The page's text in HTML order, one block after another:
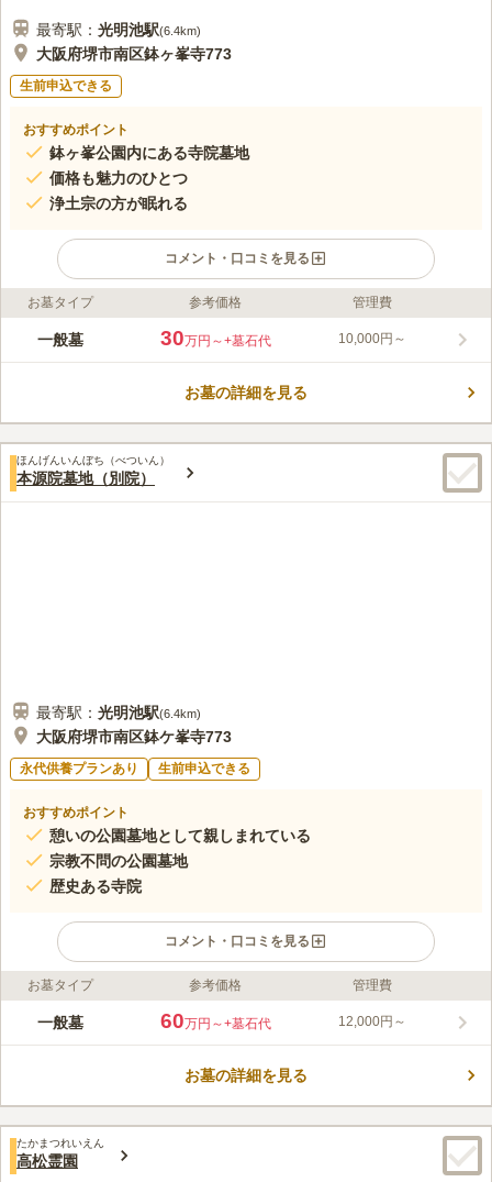
最寄駅： 光明池駅(6.4km)
大阪府堺市南区鉢ヶ峯寺773
生前申込できる
おすすめポイント
鉢ヶ峯公園内にある寺院墓地
価格も魅力のひとつ
浄土宗の方が眠れる
コメント・口コミを見る
ライフドット編集部のコメント
広大な敷地を誇る堺公園内にある寺院墓地です。 浄土宗の方が
季の移ろいを感じることができます。 清々しい風を感じなが
口コミ評価
みんなの評価
自然環境はすごくよくて、広い霊園なので雰囲気もすごく良いで
お墓タイプ 参考価格 管理費
一般墓 30万円～+墓石代 10,000円～
お墓の詳細を見る
ほんげんいんぼち（べついん）
本源院墓地（別院）
最寄駅： 光明池駅(6.4km)
大阪府堺市南区鉢ケ峯寺773
永代供養プランあり 生前申込できる
おすすめポイント
憩いの公園墓地として親しまれている
宗教不問の公園墓地
歴史ある寺院
コメント・口コミを見る
ライフドット編集部のコメント
緑豊かな環境で、桜の名所としても有名な憩いの場として親しま
持つお寺で、薩摩藩主の祈願所となっていました。宗教不問なの
口コミ評価
みんなの評価
霊園の付近にホームセンターはあるが少し墓地からは離れている
お墓タイプ 参考価格 管理費
一般墓 60万円～+墓石代 12,000円～
お墓の詳細を見る
たかまつれいえん
高松霊園